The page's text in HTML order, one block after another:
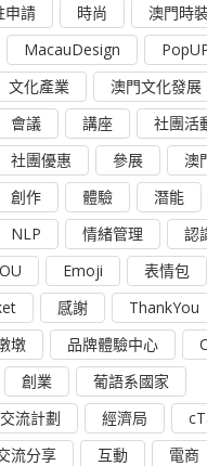
申請
時尚
澳門時
MacauDesign
文化產業
澳門文化發展
會議 講座
社團活
社團優惠 參展
澳
創作 體驗 潛能
NLP 情緒管理
認
Emoji 表情包
感謝
ThankYou
墩 品牌體驗中心
創業
葡語系國家
流計劃
經濟局
流分享 互動 電商